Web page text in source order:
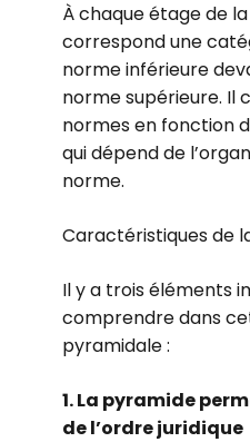
À chaque étage de
correspond une
norme inférieure
norme supérieure. Il
normes en fonction
qui dépend de
norme.
Caractéristiques de
Il y a trois éléments
comprendre dans
pyramidale :
1. La pyramide
de l’ordre juridique